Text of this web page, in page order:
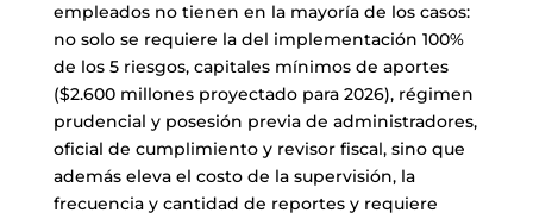
empleados no tienen en la mayoría de los casos:
no solo se requiere la del implementación 100%
de los 5 riesgos, capitales mínimos de aportes
($2.600 millones proyectado para 2026), régimen
prudencial y posesión previa de administradores,
oficial de cumplimiento y revisor fiscal, sino que
además eleva el costo de la supervisión, la
frecuencia y cantidad de reportes y requiere